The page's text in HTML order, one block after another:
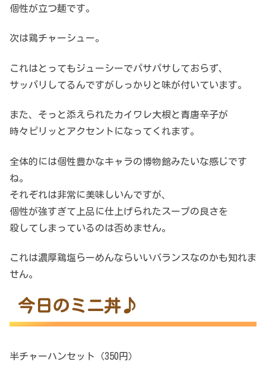
個性が立つ麺です。
次は鶏チャーシュー。
これはとってもジューシーでパサパサしておらず、
サッパリしてるんですがしっかりと味が付いています。
また、そっと添えられたカイワレ大根と青唐辛子が
時々ピリッとアクセントになってくれます。
全体的には個性豊かなキャラの博物館みたいな感じです
ね。
それぞれは非常に美味しいんですが、
個性が強すぎて上品に仕上げられたスープの良さを
殺してしまっているのは否めません。
これは濃厚鶏塩らーめんならいいバランスなのかも知れま
せん。
今日のミニ丼♪
半チャーハンセット（350円）